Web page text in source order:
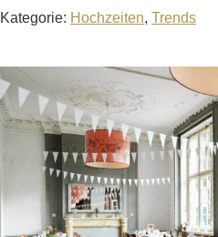
Kategorie: Hochzeiten, Trends